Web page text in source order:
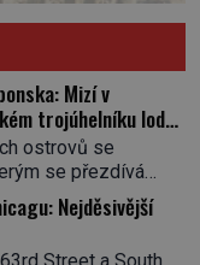
Mizí v
trojúhelníku lodě
síly?
ostrovů se
se přezdívá
se o lodích
podivných
i mořských
Nejděsivější